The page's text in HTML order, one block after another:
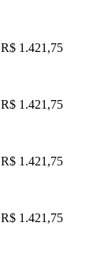
R$ 1.421,75
R$ 1.421,75
R$ 1.421,75
R$ 1.421,75